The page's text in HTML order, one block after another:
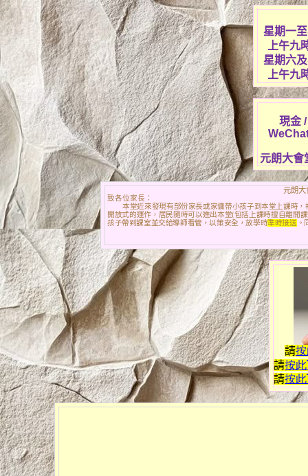
星期一
上午九
星期六
上午九
現金
元朗大會
元朗大
致各位家長：
本堂近來發現有部份家長或家傭帶小孩子到本堂上課時，
開放式的運作，居民隨時可以進出本堂(包括上課時擅自離開
孩子帶到課室並交給導師看管，以策安全，放學時準時接送 。
請
請按此
請按此